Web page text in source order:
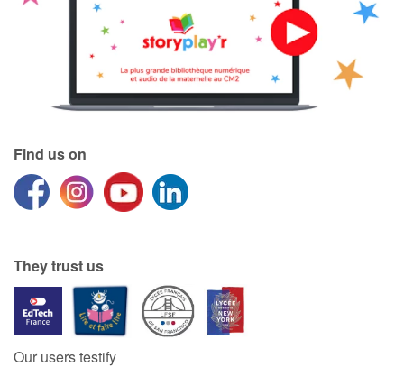
Find us on
They trust us
Our users testify